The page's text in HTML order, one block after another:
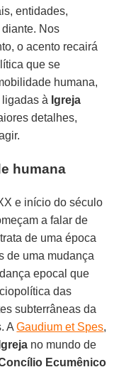
entidades,
Nos
o acento recairá
que se
humana,
à Igreja
detalhes,
humana
e início do século
a falar de
de uma época
de uma mudança
epocal que
das
subterrâneas da
AGaudium et Spes,
no mundo de
Ecumênico